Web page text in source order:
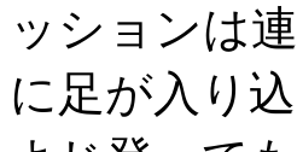
ッションは
に足が入り